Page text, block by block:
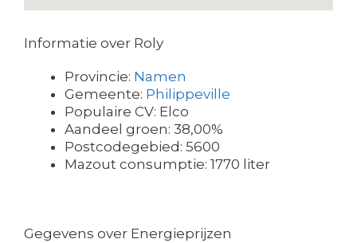
Informatie over Roly
Provincie: Namen
Gemeente: Philippeville
Populaire CV: Elco
Aandeel groen: 38,00%
Postcodegebied: 5600
Mazout consumptie: 1770 liter
Gegevens over Energieprijzen